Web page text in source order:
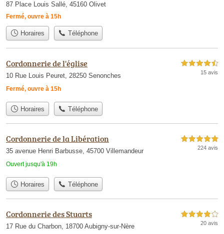
87 Place Louis Sallé, 45160 Olivet
Fermé, ouvre à 15h
Horaires Téléphone
Cordonnerie de l'église
10 Rue Louis Peuret, 28250 Senonches
Fermé, ouvre à 15h
4,5 étoiles sur 5
15 avis
Horaires Téléphone
Cordonnerie de la Libération
35 avenue Henri Barbusse, 45700 Villemandeur
Ouvert jusqu'à 19h
5,0 étoiles sur 5
224 avis
Horaires Téléphone
Cordonnerie des Stuarts
17 Rue du Charbon, 18700 Aubigny-sur-Nère
4,0 étoiles sur 5
20 avis